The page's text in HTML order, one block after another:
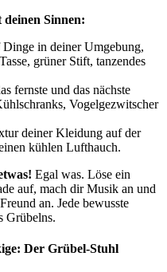
Sinnen:
in deiner Umgebung,
grüner Stift, tanzendes
fernste und das nächste
Vogelgezwitscher
deiner Kleidung auf der
kühlen Lufthauch.
Egal was. Löse ein
auf, mach dir Musik an und
an. Jede bewusste
Grübelns.
Der Grübel-Stuhl